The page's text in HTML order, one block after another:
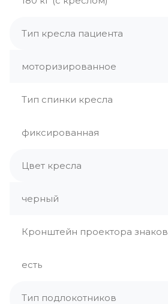
Тип кресла пациента
моторизированное
Тип спинки кресла
фиксированная
Цвет кресла
черный
Кронштейн проектора знаков
есть
Тип подлокотников